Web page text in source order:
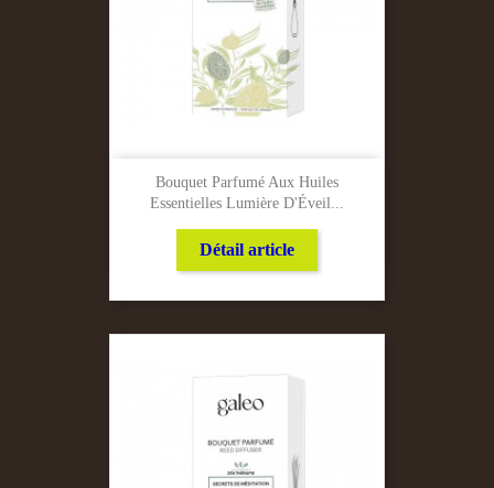
Bouquet Parfumé Aux Huiles
Essentielles Lumière D'Éveil...
Détail article